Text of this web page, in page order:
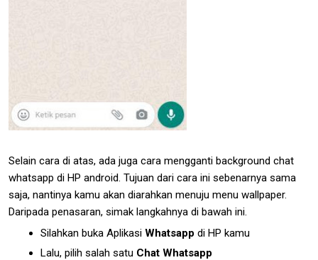
Selain cara di atas, ada juga cara mengganti background chat
whatsapp di HP android. Tujuan dari cara ini sebenarnya sama
saja, nantinya kamu akan diarahkan menuju menu wallpaper.
Daripada penasaran, simak langkahnya di bawah ini.
Silahkan buka Aplikasi Whatsapp di HP kamu
Lalu, pilih salah satu Chat Whatsapp